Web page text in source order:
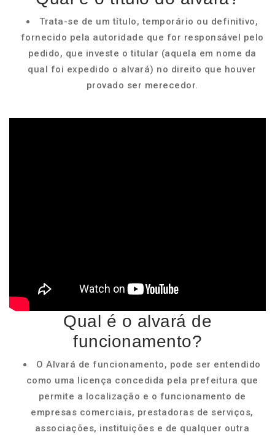
Trata-se de um título, temporário ou definitivo,
fornecido pela autoridade que for responsável pelo
pedido, que investe o titular (aquela em nome da
qual foi expedido o alvará) no direito que houver
provado ser merecedor.
Qual é o alvará de
funcionamento?
O Alvará de funcionamento, pode ser entendido
como uma licença concedida pela prefeitura que
permite a localização e o funcionamento de
empresas comerciais, prestadoras de serviços,
associações, instituições e de qualquer outra